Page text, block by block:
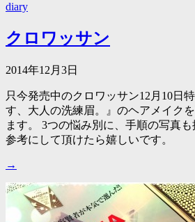
diary
クロワッサン
2014年12月3日
只今発売中のクロワッサン12月10日
す、大人の洗練眉。』のヘアメイク
ます。 3つの悩み別に、手順の写真も
参考にして頂けたら嬉しいです。
→